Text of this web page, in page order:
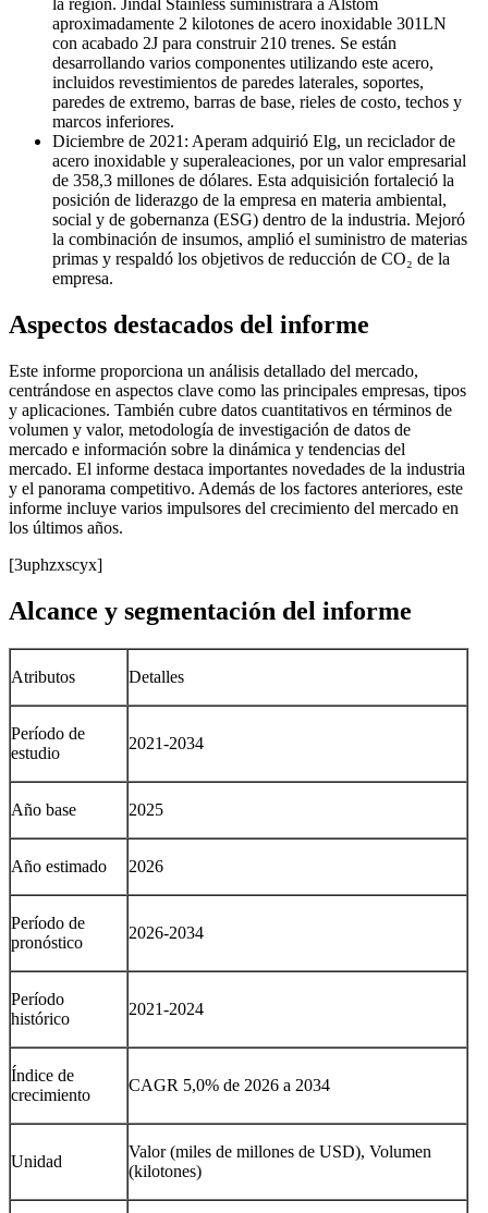
la región. Jindal Stainless suministrará a Alstom
aproximadamente 2 kilotones de acero inoxidable 301LN
con acabado 2J para construir 210 trenes. Se están
desarrollando varios componentes utilizando este acero,
incluidos revestimientos de paredes laterales, soportes,
paredes de extremo, barras de base, rieles de costo, techos y
marcos inferiores.
Diciembre de 2021: Aperam adquirió Elg, un reciclador de
acero inoxidable y superaleaciones, por un valor empresarial
de 358,3 millones de dólares. Esta adquisición fortaleció la
posición de liderazgo de la empresa en materia ambiental,
social y de gobernanza (ESG) dentro de la industria. Mejoró
la combinación de insumos, amplió el suministro de materias
primas y respaldó los objetivos de reducción de CO₂ de la
empresa.
Aspectos destacados del informe
Este informe proporciona un análisis detallado del mercado,
centrándose en aspectos clave como las principales empresas, tipos
y aplicaciones. También cubre datos cuantitativos en términos de
volumen y valor, metodología de investigación de datos de
mercado e información sobre la dinámica y tendencias del
mercado. El informe destaca importantes novedades de la industria
y el panorama competitivo. Además de los factores anteriores, este
informe incluye varios impulsores del crecimiento del mercado en
los últimos años.
[3uphzxscyx]
Alcance y segmentación del informe
Atributos Detalles
Período de
estudio
2021-2034
Año base 2025
Año estimado 2026
Período de
pronóstico
2026-2034
Período
histórico
2021-2024
Índice de
crecimiento
CAGR 5,0% de 2026 a 2034
Unidad
Valor (miles de millones de USD), Volumen
(kilotones)